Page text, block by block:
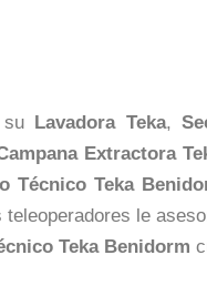
Lavadora Teka,
Extractora
Técnico Teka
le
Teka Benidorm